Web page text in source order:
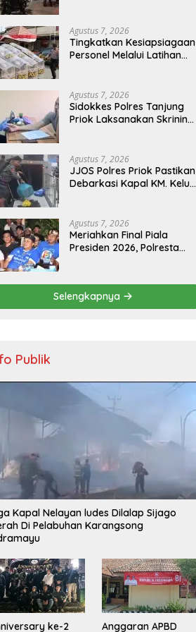
Timur
Agustus 7, 2026
Tingkatkan Kesiapsiagaan
Personel Melalui Latihan
Agustus 7, 2026
Sidokkes Polres Tanjung
Priok Laksanakan Skrining
PNPP
Agustus 7, 2026
JJOS Polres Priok Pastikan
Debarkasi Kapal KM. Kelud
Agustus 7, 2026
Meriahkan Final Piala
Presiden 2026, Polresta
Bagi-Bagi Motor Listrik
Selengkapnya
Publik
Kapal Nelayan ludes Dilalap Sijago
Di Pelabuhan Karangsong
ke-2
Anggaran APBD